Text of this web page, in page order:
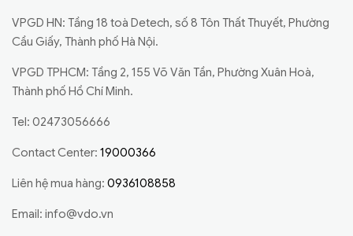
VPGD HN: Tầng 18 toà Detech, số 8 Tôn Thất Thuyết, Phường
Cầu Giấy, Thành phố Hà Nội.
VPGD TPHCM: Tầng 2, 155 Võ Văn Tần, Phường Xuân Hoà,
Thành phố Hồ Chí Minh.
Tel: 02473056666
Contact Center: 19000366
Liên hệ mua hàng: 0936108858
Email: info@vdo.vn